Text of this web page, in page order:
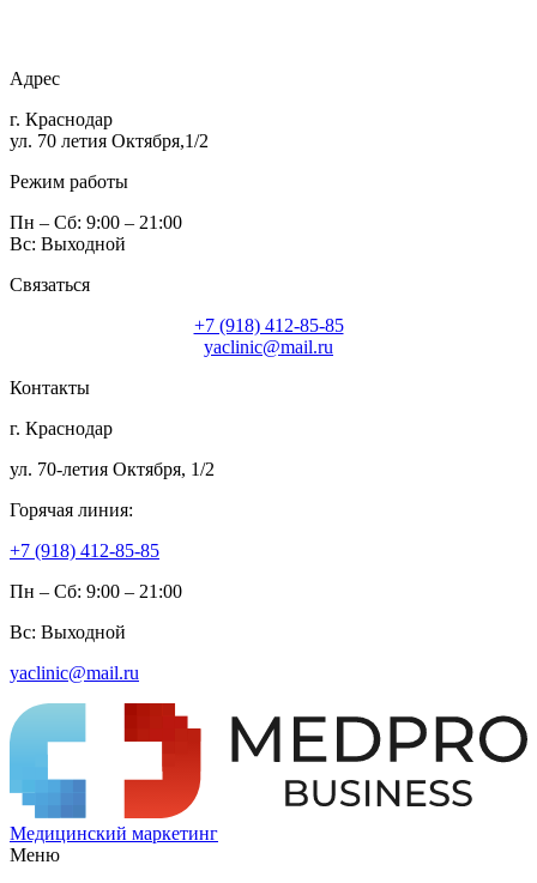
Адрес
г. Краснодар
ул. 70 летия Октября,1/2
Режим работы
Пн – Сб: 9:00 – 21:00
Вс: Выходной
Связаться
+7 (918) 412-85-85
yaclinic@mail.ru
Контакты
г. Краснодар
ул. 70-летия Октября, 1/2
Горячая линия:
+7 (918) 412-85-85
Пн – Сб: 9:00 – 21:00
Вс: Выходной
yaclinic@mail.ru
Медицинский маркетинг
Меню